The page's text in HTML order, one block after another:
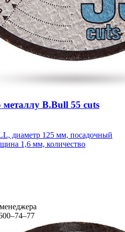
металлу B.Bull 55 cuts
диаметр 125 мм, посадочный
1,6 мм, количество